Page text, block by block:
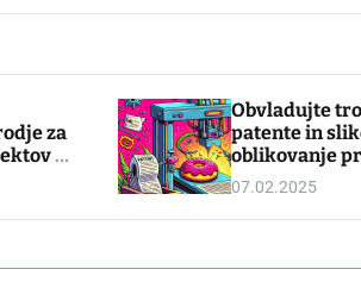
za
z
Obvladujte
patente in
oblikovanje
tiskanju
07.02.2025